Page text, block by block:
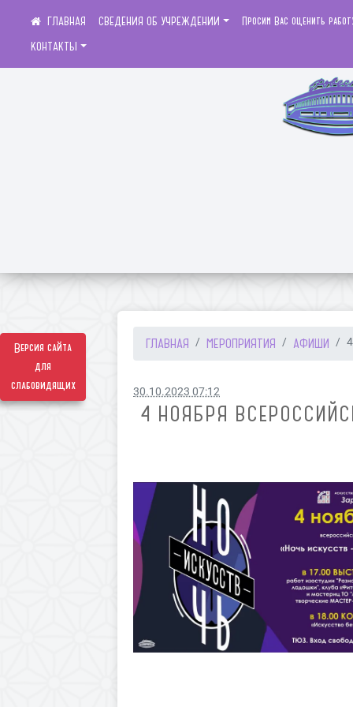
Версия сайта
для
слабовидящих
СВЕДЕНИЯ ОБ УЧРЕЖДЕНИИ
Просим Вас оценить
КОНТАКТЫ
ГЛАВНАЯ МЕРОПРИЯТИЯ АФИШИ
30.10.2023 07:12
4 НОЯБРЯ